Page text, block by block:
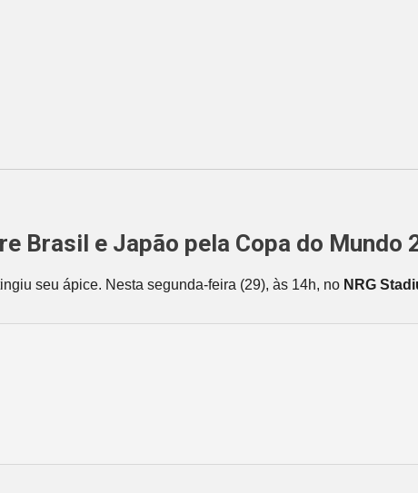
Brasil e Japão pela Copa do
seu ápice. Nesta segunda-feira (29), às 14h, no NRG